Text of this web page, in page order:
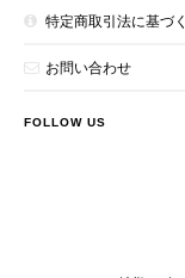
特定商取引法に基づ
お問い合わせ
FOLLOW US